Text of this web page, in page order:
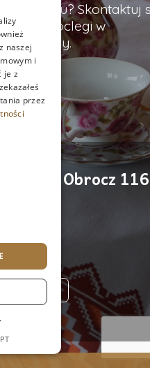
Roztoczu? Skontaktuj
noclegi w
Obroczy.
– Obrocz 116
naszej
i
je z
przez